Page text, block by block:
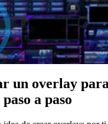
un overlay
a paso